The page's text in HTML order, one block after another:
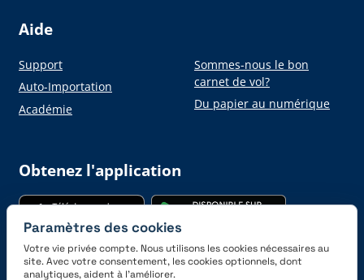
Aide
Support
Auto-Importation
Académie
Sommes-nous le bon
carnet de vol?
Du papier au numérique
Obtenez l'application
Paramètres des cookies
Votre vie privée compte. Nous utilisons les cookies nécessaires au
site. Avec votre consentement, les cookies optionnels, dont
analytiques, aident à l’améliorer.